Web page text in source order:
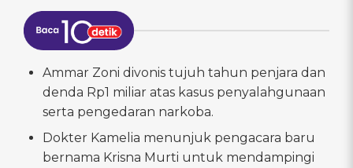
Ammar Zoni divonis tujuh tahun penjara dan
denda Rp1 miliar atas kasus penyalahgunaan
serta pengedaran narkoba.
Dokter Kamelia menunjuk pengacara baru
bernama Krisna Murti untuk mendampingi